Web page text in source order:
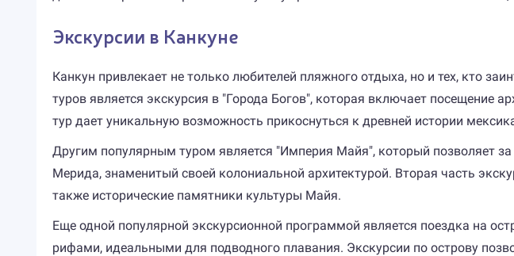
Экскурсии в Канкуне
Канкун привлекает не только любителей пляжного отдыха, но и тех, кто
туров является экскурсия в "Города Богов", которая включает
тур дает уникальную возможность прикоснуться к древней истории
Другим популярным туром является "Империя Майя", который позволяет
Мерида, знаменитый своей колониальной архитектурой. Вторая часть
также исторические памятники культуры Майя.
Еще одной популярной экскурсионной программой является поездка на
рифами, идеальными для подводного плавания. Экскурсии по острову